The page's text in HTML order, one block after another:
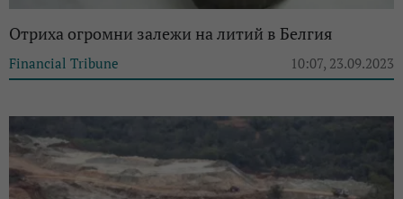
Отриха огромни залежи на литий в Белгия
Financial Tribune 10:07, 23.09.2023